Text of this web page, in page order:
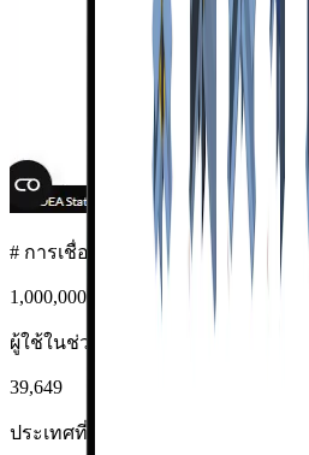
# การเชื่อมต่อ
1,000,000
ผู้ใช้ในช่วง 12 เดือนที่ผ่านมา
39,649
ประเทศที่ใช้ Library การเชื่อมต่อ